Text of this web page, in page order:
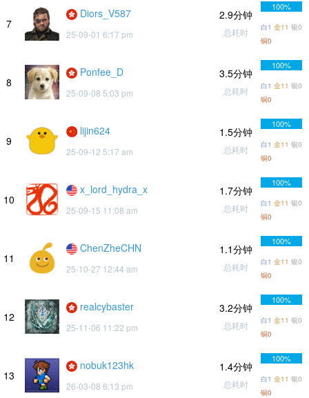
7
Diors_V587
25-09-01 6:17 pm
2.9分钟
总耗时
100%
白1 金11 银0
铜0
8
Ponfee_D
25-09-08 5:03 pm
3.5分钟
总耗时
100%
白1 金11 银0
铜0
9
lijin624
25-09-12 5:17 am
1.5分钟
总耗时
100%
白1 金11 银0
铜0
10
x_lord_hydra_x
25-09-15 11:08 am
1.7分钟
总耗时
100%
白1 金11 银0
铜0
11
ChenZheCHN
25-10-27 12:44 am
1.1分钟
总耗时
100%
白1 金11 银0
铜0
12
realcybaster
25-11-06 11:22 pm
3.2分钟
总耗时
100%
白1 金11 银0
铜0
13
nobuk123hk
26-03-08 6:13 pm
1.4分钟
总耗时
100%
白1 金11 银0
铜0